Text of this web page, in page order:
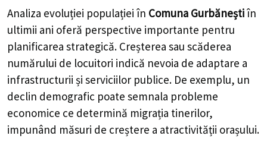
Analiza evoluției populației în Comuna Gurbăneștiîn
ultimii ani oferă perspective importante pentru
planificarea strategică. Creșterea sau scăderea
numărului de locuitori indică nevoia de adaptare a
infrastructurii și serviciilor publice. De exemplu, un
declin demografic poate semnala probleme
economice ce determină migrația tinerilor,
impunând măsuri de creștere a atractivității orașului.